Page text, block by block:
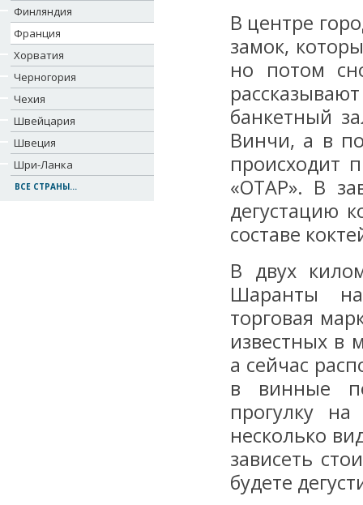
Финляндия
Франция
Хорватия
Черногория
Чехия
Швейцария
Швеция
Шри-Ланка
ВСЕ СТРАНЫ...
В центре
замок,
но потом
банкетный
Винчи, а в
происходит
«ОТАР». В
дегустацию
составе
В двух
Шаранты
торговая
известных в
а сейчас
в винные
прогулку
несколько
зависеть
будете